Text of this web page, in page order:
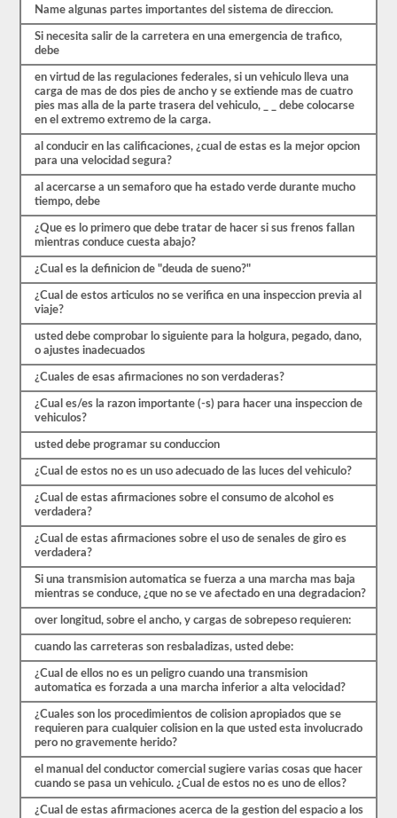
preguntas
con
que
encontrarás
hacen
que
pasar
sea
muy
fácil.
Tenemos
400
preguntas
que
pertenecen
examen
Conocimiento
general
distribuidas
exámenes
práctica
disponibles
de
forma
gratuita.
Asegúrate
realizar
todas
pruebas
tener
conocimiento
material
antes
de
salir
para
tomar
el
examen
real.
Name algunas partes importantes del sistema de direccion.
Si necesita salir de la carretera en una emergencia de trafico,
debe
en virtud de las regulaciones federales, si un vehiculo lleva una
carga de mas de dos pies de ancho y se extiende mas de cuatro
pies mas alla de la parte trasera del vehiculo, _ _ debe colocarse
en el extremo extremo de la carga.
al conducir en las calificaciones, ¿cual de estas es la mejor opcion
para una velocidad segura?
al acercarse a un semaforo que ha estado verde durante mucho
tiempo, debe
¿Que es lo primero que debe tratar de hacer si sus frenos fallan
mientras conduce cuesta abajo?
¿Cual es la definicion de "deuda de sueno?"
¿Cual de estos articulos no se verifica en una inspeccion previa al
viaje?
usted debe comprobar lo siguiente para la holgura, pegado, dano,
o ajustes inadecuados
¿Cuales de esas afirmaciones no son verdaderas?
¿Cual es/es la razon importante (-s) para hacer una inspeccion de
vehiculos?
usted debe programar su conduccion
¿Cual de estos no es un uso adecuado de las luces del vehiculo?
¿Cual de estas afirmaciones sobre el consumo de alcohol es
verdadera?
¿Cual de estas afirmaciones sobre el uso de senales de giro es
verdadera?
Si una transmision automatica se fuerza a una marcha mas baja
mientras se conduce, ¿que no se ve afectado en una degradacion?
over longitud, sobre el ancho, y cargas de sobrepeso requieren:
cuando las carreteras son resbaladizas, usted debe:
¿Cual de ellos no es un peligro cuando una transmision
automatica es forzada a una marcha inferior a alta velocidad?
¿Cuales son los procedimientos de colision apropiados que se
requieren para cualquier colision en la que usted esta involucrado
pero no gravemente herido?
el manual del conductor comercial sugiere varias cosas que hacer
cuando se pasa un vehiculo. ¿Cual de estos no es uno de ellos?
¿Cual de estas afirmaciones acerca de la gestion del espacio a los